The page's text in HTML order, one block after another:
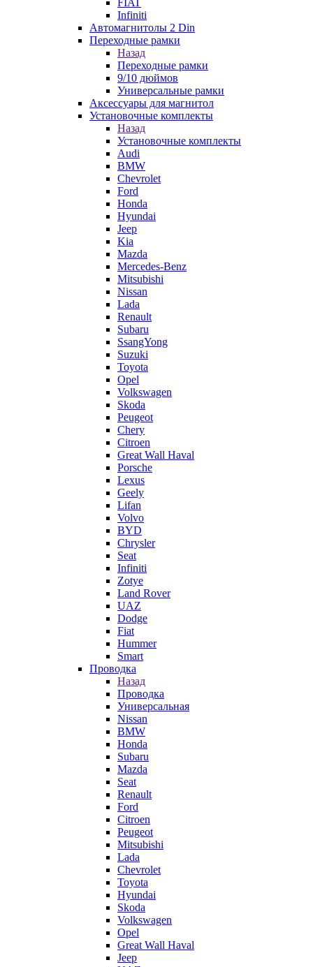
FIAT
Infiniti
Автомагнитолы 2 Din
Переходные рамки
Назад
Переходные рамки
9/10 дюймов
Универсальные рамки
Аксессуары для магнитол
Установочные комплекты
Назад
Установочные комплекты
Audi
BMW
Chevrolet
Ford
Honda
Hyundai
Jeep
Kia
Mazda
Mercedes-Benz
Mitsubishi
Nissan
Lada
Renault
Subaru
SsangYong
Suzuki
Toyota
Opel
Volkswagen
Skoda
Peugeot
Chery
Citroen
Great Wall Haval
Porsche
Lexus
Geely
Lifan
Volvo
BYD
Chrysler
Seat
Infiniti
Zotye
Land Rover
UAZ
Dodge
Fiat
Hummer
Smart
Проводка
Назад
Проводка
Универсальная
Nissan
BMW
Honda
Subaru
Mazda
Seat
Renault
Ford
Citroen
Peugeot
Mitsubishi
Lada
Chevrolet
Toyota
Hyundai
Skoda
Volkswagen
Opel
Great Wall Haval
Jeep